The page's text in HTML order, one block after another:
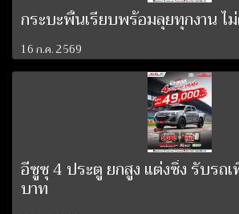
กระบะพื้นเรียบพร้อมลุยทุกงาน ไ
16 ก.ค. 2569
อีซูซุ 4 ประตู ยกสูง แต่งซิ่ง รับรถ
บาท